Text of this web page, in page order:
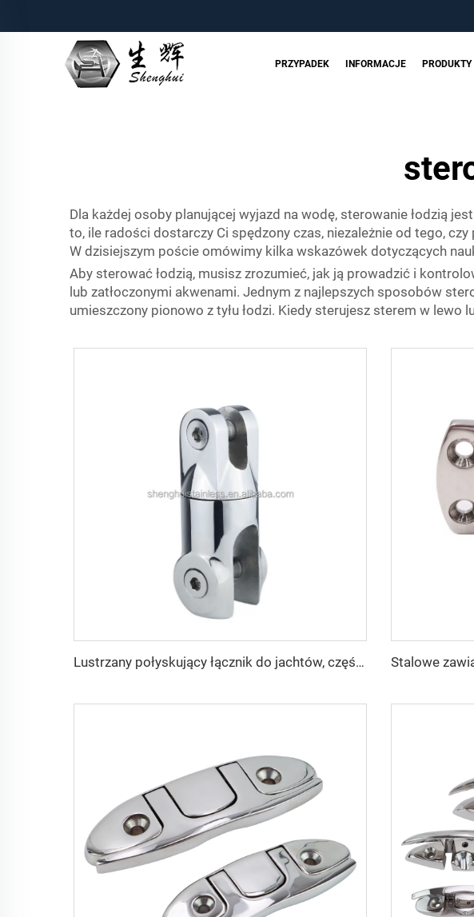
PRZYPADEK INFORMACJE PRODUKTY
Dla każdej osoby planującej wyjazd na wodę, sterowanie łodzią
to, ile radości dostarczy Ci spędzony czas, niezależnie od tego,
W dzisiejszym poście omówimy kilka wskazówek dotyczących
Aby sterować łodzią, musisz zrozumieć, jak ją prowadzić i
lub zatłoczonymi akwenami. Jednym z najlepszych sposobów
umieszczony pionowo z tyłu łodzi. Kiedy sterujesz sterem w lewo
Lustrzany połyskujący łącznik do jachtów, części ze stali nierdzewnej 316, podwójny łącznik obrotowy do kotwicy 6 mm – 8 mm dla łodzi